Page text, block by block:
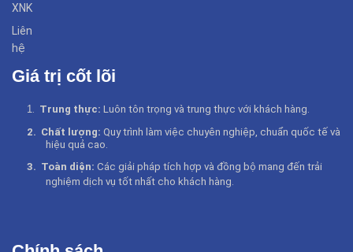
XNK
Liên
hệ
Giá trị cốt lõi
1 Trung thực: Luôn tôn trọng và trung thực với khách hàng.
2. Chất lượng: Quy trình làm việc chuyên nghiệp, chuẩn quốc tế và
hiệu quả cao.
3. Toàn diện: Các giải pháp tích hợp và đồng bộ mang đến trải
nghiệm dịch vụ tốt nhất cho khách hàng